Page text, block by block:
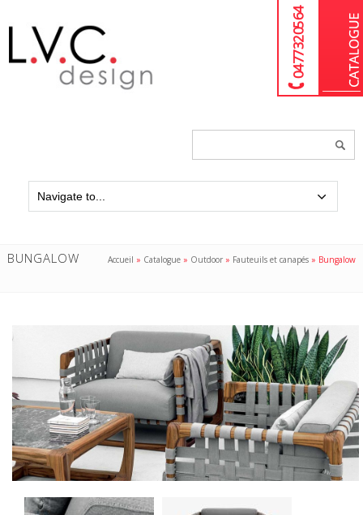
04 77 32 05 64
BUNGALOW Accueil » Catalogue » Outdoor » Fauteuils et canapés » Bungalow